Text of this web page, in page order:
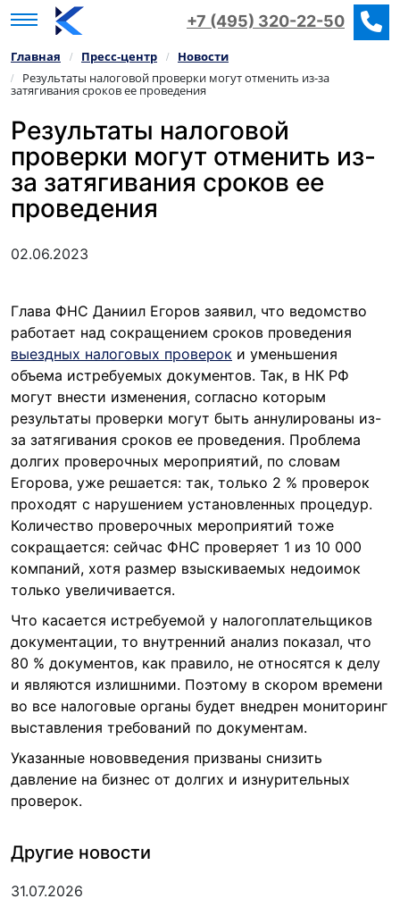
+7 (495) 320-22-50
Главная / Пресс‑центр / Новости
/ Результаты налоговой проверки могут отменить из-за
затягивания сроков ее проведения
Результаты налоговой
проверки могут отменить из-
за затягивания сроков ее
проведения
02.06.2023
Глава ФНС Даниил Егоров заявил, что ведомство
работает над сокращением сроков проведения
выездных налоговых проверок и уменьшения
объема истребуемых документов. Так, в НК РФ
могут внести изменения, согласно которым
результаты проверки могут быть аннулированы из-
за затягивания сроков ее проведения. Проблема
долгих проверочных мероприятий, по словам
Егорова, уже решается: так, только 2 % проверок
проходят с нарушением установленных процедур.
Количество проверочных мероприятий тоже
сокращается: сейчас ФНС проверяет 1 из 10 000
компаний, хотя размер взыскиваемых недоимок
только увеличивается.
Что касается истребуемой у налогоплательщиков
документации, то внутренний анализ показал, что
80 % документов, как правило, не относятся к делу
и являются излишними. Поэтому в скором времени
во все налоговые органы будет внедрен мониторинг
выставления требований по документам.
Указанные нововведения призваны снизить
давление на бизнес от долгих и изнурительных
проверок.
Другие новости
31.07.2026